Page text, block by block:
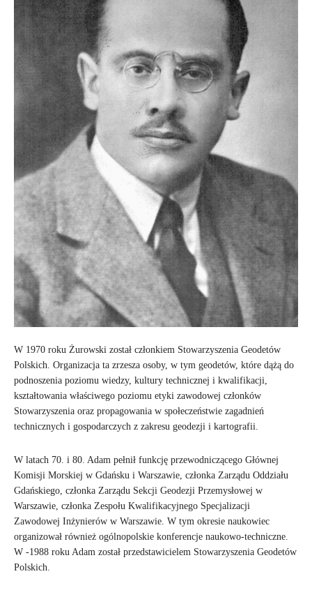
W 1970 roku Żurowski został członkiem Stowarzyszenia Geodetów
Polskich. Organizacja ta zrzesza osoby, w tym geodetów, które dążą do
podnoszenia poziomu wiedzy, kultury technicznej i kwalifikacji,
kształtowania właściwego poziomu etyki zawodowej członków
Stowarzyszenia oraz propagowania w społeczeństwie zagadnień
technicznych i gospodarczych z zakresu geodezji i kartografii.
W latach 70. i 80. Adam pełnił funkcję przewodniczącego Głównej
Komisji Morskiej w Gdańsku i Warszawie, członka Zarządu Oddziału
Gdańskiego, członka Zarządu Sekcji Geodezji Przemysłowej w
Warszawie, członka Zespołu Kwalifikacyjnego Specjalizacji
Zawodowej Inżynierów w Warszawie. W tym okresie naukowiec
organizował również ogólnopolskie konferencje naukowo-techniczne.
W -1988 roku Adam został przedstawicielem Stowarzyszenia Geodetów
Polskich.